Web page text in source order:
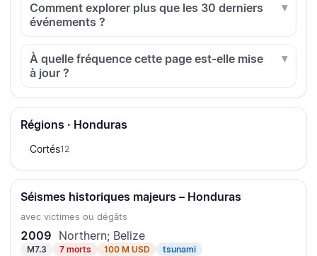
Comment explorer plus que les 30 derniers
événements ?
À quelle fréquence cette page est-elle mise
à jour ?
Régions · Honduras
Cortés12
Séismes historiques majeurs – Honduras
avec victimes ou dégâts
2009 Northern; Belize
M7.3 7 morts 100 M USD tsunami